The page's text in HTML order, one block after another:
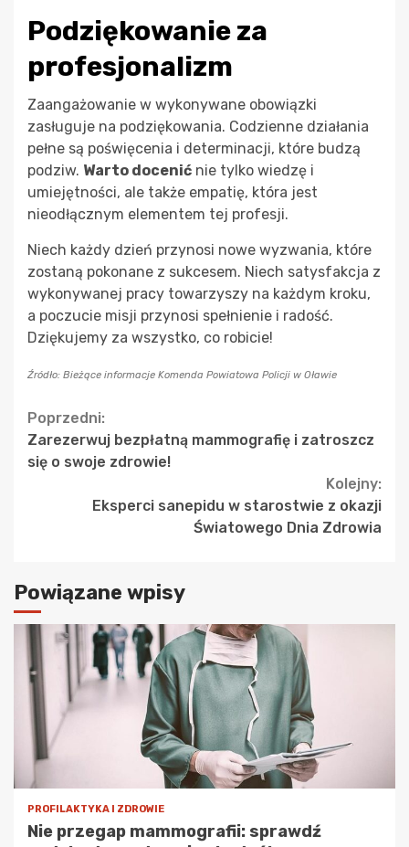
Podziękowanie za
profesjonalizm
Zaangażowanie w wykonywane obowiązki
zasługuje na podziękowania. Codzienne działania
pełne są poświęcenia i determinacji, które budzą
podziw. Warto docenić nie tylko wiedzę i
umiejętności, ale także empatię, która jest
nieodłącznym elementem tej profesji.
Niech każdy dzień przynosi nowe wyzwania, które
zostaną pokonane z sukcesem. Niech satysfakcja z
wykonywanej pracy towarzyszy na każdym kroku,
a poczucie misji przynosi spełnienie i radość.
Dziękujemy za wszystko, co robicie!
Źródło: Bieżące informacje Komenda Powiatowa Policji w Oławie
Continue
Reading
Poprzedni:
Zarezerwuj bezpłatną mammografię i zatroszcz
się o swoje zdrowie!
Kolejny:
Eksperci sanepidu w starostwie z okazji
Światowego Dnia Zdrowia
Powiązane wpisy
PROFILAKTYKA I ZDROWIE
Nie przegap mammografii: sprawdź